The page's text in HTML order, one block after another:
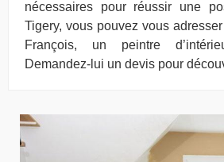
nécessaires pour réussir une
Tigery, vous pouvez vous
François, un peintre
Demandez-lui un devis pour